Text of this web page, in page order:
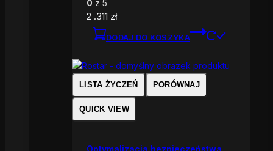
0 z 5
2 .311 zł
DODAJ DO KOSZYKA
LISTA ŻYCZEŃ PORÓWNAJ
QUICK VIEW
Optymalizacja bezpieczeństwa